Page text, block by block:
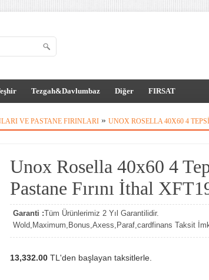
Tezgah&Davlumbaz Diğer FIRSAT
VE PASTANE FIRINLARI » UNOX ROSELLA 40X60 4
Unox Rosella 40x60 4
Pastane Fırını İthal
Garanti :Tüm Ürünlerimiz 2 Yıl Garantilidir.
Wold,Maximum,Bonus,Axess,Paraf,cardfinans Taksit
13,332.00 TL'den başlayan taksitlerle.